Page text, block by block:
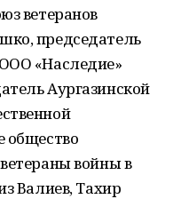
ветеранов
председатель
«Наследие»
Аургазинской
общество
войны в
Валиев, Тахир